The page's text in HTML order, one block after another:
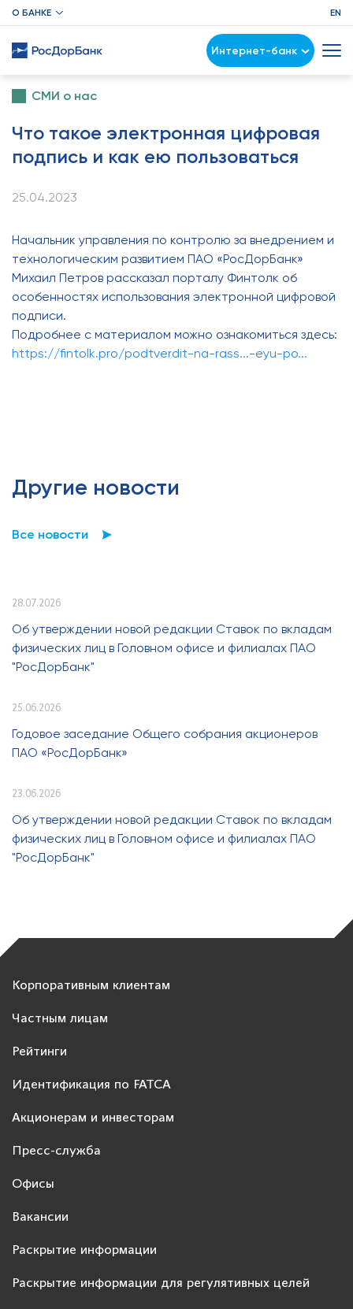
О БАНКЕ EN
Интернет-банк
СМИ о нас
Что такое электронная цифровая
подпись и как ею пользоваться
25.04.2023
Начальник управления по контролю за внедрением и
технологическим развитием ПАО «РосДорБанк»
Михаил Петров рассказал порталу Финтолк об
особенностях использования электронной цифровой
подписи.
Подробнее с материалом можно ознакомиться здесь:
https://fintolk.pro/podtverdit-na-rass...-eyu-po...
Другие новости
Все новости
28.07.2026
Об утверждении новой редакции Ставок по вкладам
физических лиц в Головном офисе и филиалах ПАО
"РосДорБанк"
25.06.2026
Годовое заседание Общего собрания акционеров
ПАО «РосДорБанк»
23.06.2026
Об утверждении новой редакции Ставок по вкладам
физических лиц в Головном офисе и филиалах ПАО
"РосДорБанк"
Корпоративным клиентам
Частным лицам
Рейтинги
Идентификация по FATCA
Акционерам и инвесторам
Пресс-служба
Офисы
Вакансии
Раскрытие информации
Раскрытие информации для регулятивных целей